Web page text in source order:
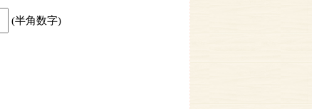
(半角数字)